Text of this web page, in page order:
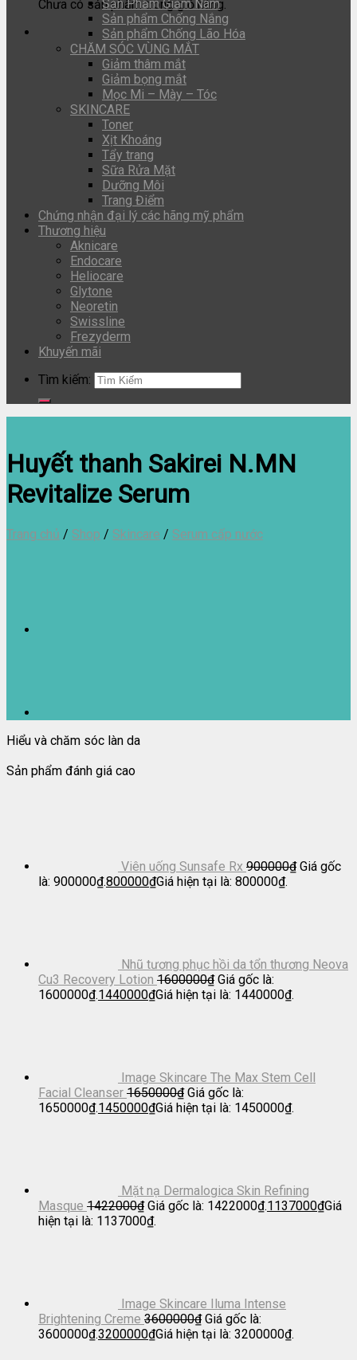
Chưa có sản phẩm trong giỏ hàng.
Sản Phẩm Giảm Nám
Sản phẩm Chống Nắng
Sản phẩm Chống Lão Hóa
CHĂM SÓC VÙNG MẮT
Giảm thâm mắt
Giảm bọng mắt
Mọc Mi – Mày – Tóc
SKINCARE
Toner
Xịt Khoáng
Tẩy trang
Sữa Rửa Mặt
Dưỡng Môi
Trang Điểm
Chứng nhận đại lý các hãng mỹ phẩm
Thương hiệu
Aknicare
Endocare
Heliocare
Glytone
Neoretin
Swissline
Frezyderm
Khuyến mãi
Tìm kiếm:
Huyết thanh Sakirei N.MN
Revitalize Serum
Trang chủ / Shop / Skincare / Serum cấp nước
Hiểu và chăm sóc làn da
Sản phẩm đánh giá cao
Viên uống Sunsafe Rx 900000₫ Giá gốc
là: 900000₫.800000₫Giá hiện tại là: 800000₫.
Nhũ tương phục hồi da tổn thương Neova
Cu3 Recovery Lotion 1600000₫ Giá gốc là:
1600000₫.1440000₫Giá hiện tại là: 1440000₫.
Image Skincare The Max Stem Cell
Facial Cleanser 1650000₫ Giá gốc là:
1650000₫.1450000₫Giá hiện tại là: 1450000₫.
Mặt nạ Dermalogica Skin Refining
Masque 1422000₫ Giá gốc là: 1422000₫.1137000₫Giá
hiện tại là: 1137000₫.
Image Skincare Iluma Intense
Brightening Creme 3600000₫ Giá gốc là:
3600000₫.3200000₫Giá hiện tại là: 3200000₫.